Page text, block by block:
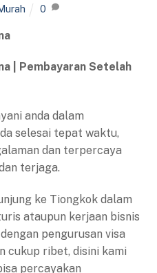
0
| Pembayaran Setelah
anda dalam
selesai tepat waktu,
dan terpercaya
terjaga.
ke Tiongkok dalam
ataupun kerjaan bisnis
pengurusan visa
cukup ribet, disini kami
percayakan